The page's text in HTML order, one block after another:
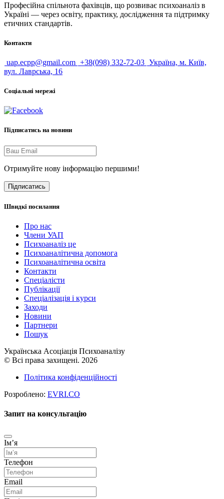
Професійна спільнота фахівців, що розвиває психоаналіз в
Україні — через освіту, практику, дослідження та підтримку
етичних стандартів.
Контакти
uap.ecpp@gmail.com +38(098) 332-72-03 Україна, м. Київ,
вул. Лаврська, 16
Соціальні мережі
Підписатись на новини
Отримуйте нову інформацію першими!
Підписатись
Швидкі посилання
Про нас
Члени УАП
Психоаналіз це
Психоаналітична допомога
Психоаналітична освіта
Контакти
Спеціалісти
Публікації
Cпеціалізація і курси
Заходи
Новини
Партнери
Пошук
Українська Асоціація Психоаналізу
© Всі права захищені. 2026
Політика конфіденційності
Розроблено: EVRI.CO
Запит на консультацію
Імʼя
Телефон
Email